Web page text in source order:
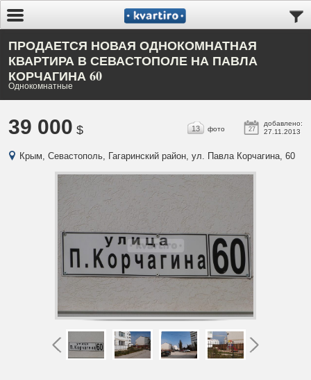
ПРОДАЕТСЯ НОВАЯ ОДНОКОМНАТНАЯ
КВАРТИРА В СЕВАСТОПОЛЕ НА ПАВЛА
КОРЧАГИНА 60
Однокомнатные
39 000 $ 27
добавлено:
27.11.2013
13 фото
Крым, Севастополь, Гагаринский район, ул. Павла Корчагина, 60